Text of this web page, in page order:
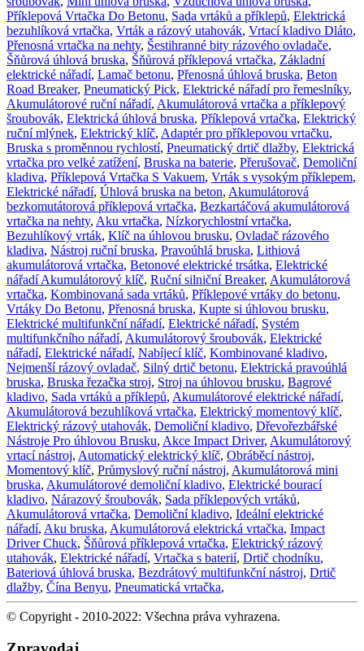
Příklepová Vrtačka Do Betonu, Sada vrtáků a příklepů, Elektrická
bezuhlíková vrtačka, Vrták a rázový utahovák, Vrtací kladivo Dláto,
Přenosná vrtačka na nehty, Šestihranné bity rázového ovladače,
Šňůrová úhlová bruska, Šňůrová příklepová vrtačka, Základní
elektrické nářadí, Lamač betonu, Přenosná úhlová bruska, Beton
Road Breaker, Pneumatický Pick, Elektrické nářadí pro řemeslníky,
Akumulátorové ruční nářadí, Akumulátorová vrtačka a příklepový
šroubovák, Elektrická úhlová bruska, Příklepová vrtačka, Elektrický
ruční mlýnek, Elektrický klíč, Adaptér pro příklepovou vrtačku,
Bruska s proměnnou rychlostí, Pneumatický drtič dlažby, Elektrická
vrtačka pro velké zatížení, Bruska na baterie, Přerušovač, Demoliční
kladiva, Příklepová Vrtačka S Vakuem, Vrták s vysokým příklepem,
Elektrické nářadí, Úhlová bruska na beton, Akumulátorová
bezkomutátorová příklepová vrtačka, Bezkartáčová akumulátorová
vrtačka na nehty, Aku vrtačka, Nízkorychlostní vrtačka,
Bezuhlíkový vrták, Klíč na úhlovou brusku, Ovladač rázového
kladiva, Nástroj ruční bruska, Pravoúhlá bruska, Lithiová
akumulátorová vrtačka, Betonové elektrické trsátka, Elektrické
nářadí Akumulátorový klíč, Ruční silniční Breaker, Akumulátorová
vrtačka, Kombinovaná sada vrtáků, Příklepové vrtáky do betonu,
Vrtáky Do Betonu, Přenosná bruska, Kupte si úhlovou brusku,
Elektrické multifunkční nářadí, Elektrické nářadí, Systém
multifunkčního nářadí, Akumulátorový šroubovák, Elektrické
nářadí, Elektrické nářadí, Nabíjecí klíč, Kombinované kladivo,
Nejmenší rázový ovladač, Silný drtič betonu, Elektrická pravoúhlá
bruska, Bruska řezačka stroj, Stroj na úhlovou brusku, Bagrové
kladivo, Sada vrtáků a příklepů, Akumulátorové elektrické nářadí,
Akumulátorová bezuhlíková vrtačka, Elektrický momentový klíč,
Elektrický rázový utahovák, Demoliční kladivo, Dřevořezbářské
Nástroje Pro úhlovou Brusku, Akce Impact Driver, Akumulátorový
vrtací nástroj, Automatický elektrický klíč, Obráběcí nástroj,
Momentový klíč, Průmyslový ruční nástroj, Akumulátorová mini
bruska, Akumulátorové demoliční kladivo, Elektrické bourací
kladivo, Nárazový šroubovák, Sada příklepových vrtáků,
Akumulátorová vrtačka, Demoliční kladivo, Ideální elektrické
nářadí, Aku bruska, Akumulátorová elektrická vrtačka, Impact
Driver Chuck, Šňůrová příklepová vrtačka, Elektrický rázový
utahovák, Elektrické nářadí, Vrtačka s baterií, Drtič chodníku,
Bateriová úhlová bruska, Bezdrátový multifunkční nástroj, Drtič
dlažby, Čína Benyu, Pneumatická vrtačka,
© Copyright - 2010-2022: Všechna práva vyhrazena.